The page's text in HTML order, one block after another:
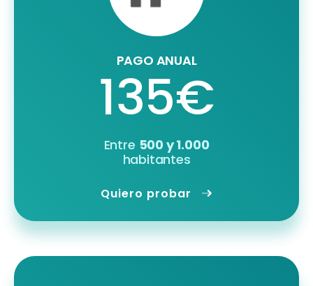
PAGO ANUAL
135€
Entre 500 y 1.000
habitantes
Quiero probar